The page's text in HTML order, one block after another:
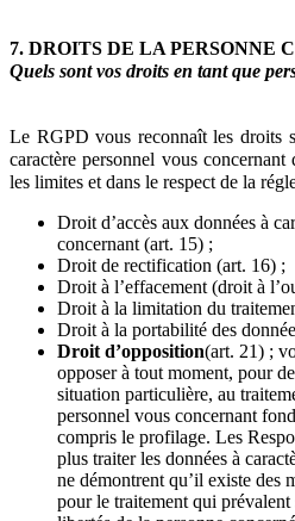
7. DROITS DE LA PERSONNE
Quels sont vos droits en tant que
Le RGPD vous reconnaît les droits
caractère personnel vous
les limites et dans le respect de la
Droit d’accès aux données à
concernant (art. 15) ;
Droit de rectification (art. 16) ;
Droit à l’effacement (droit à
Droit à la limitation du
Droit à la portabilité des
Droit d’opposition(art. 21) ;
opposer à tout moment, pour
situation particulière, au
personnel vous concernant
compris le profilage. Les
plus traiter les données à
ne démontrent qu’il existe des
pour le traitement qui